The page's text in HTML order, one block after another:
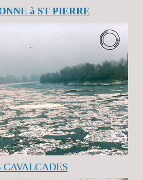
à ST PIERRE
CAVALCADES